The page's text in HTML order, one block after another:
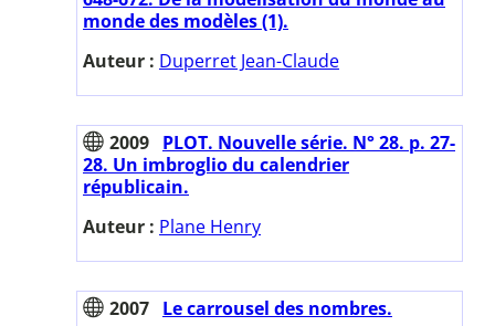
monde des modèles (1).
Auteur : Duperret Jean-Claude
2009 PLOT. Nouvelle série. N° 28. p. 27-
28. Un imbroglio du calendrier
républicain.
Auteur : Plane Henry
2007 Le carrousel des nombres.